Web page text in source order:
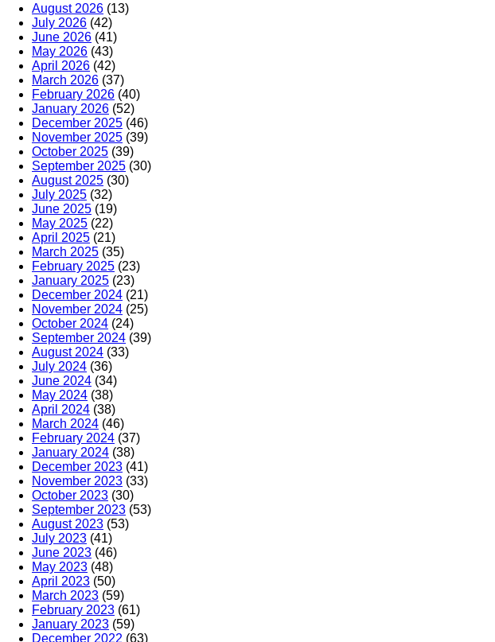
August 2026 (13)
July 2026 (42)
June 2026 (41)
May 2026 (43)
April 2026 (42)
March 2026 (37)
February 2026 (40)
January 2026 (52)
December 2025 (46)
November 2025 (39)
October 2025 (39)
September 2025 (30)
August 2025 (30)
July 2025 (32)
June 2025 (19)
May 2025 (22)
April 2025 (21)
March 2025 (35)
February 2025 (23)
January 2025 (23)
December 2024 (21)
November 2024 (25)
October 2024 (24)
September 2024 (39)
August 2024 (33)
July 2024 (36)
June 2024 (34)
May 2024 (38)
April 2024 (38)
March 2024 (46)
February 2024 (37)
January 2024 (38)
December 2023 (41)
November 2023 (33)
October 2023 (30)
September 2023 (53)
August 2023 (53)
July 2023 (41)
June 2023 (46)
May 2023 (48)
April 2023 (50)
March 2023 (59)
February 2023 (61)
January 2023 (59)
December 2022 (63)